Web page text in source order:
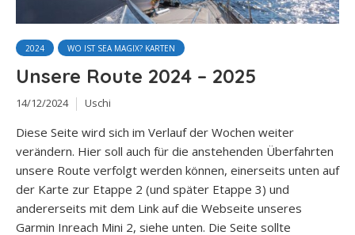
2024 WO IST SEA MAGIX? KARTEN
Unsere Route 2024 – 2025
14/12/2024 Uschi
Diese Seite wird sich im Verlauf der Wochen weiter
verändern. Hier soll auch für die anstehenden Überfahrten
unsere Route verfolgt werden können, einerseits unten auf
der Karte zur Etappe 2 (und später Etappe 3) und
andererseits mit dem Link auf die Webseite unseres
Garmin Inreach Mini 2, siehe unten. Die Seite sollte